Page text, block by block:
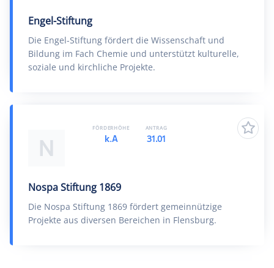
Engel-Stiftung
Die Engel-Stiftung fördert die Wissenschaft und
Bildung im Fach Chemie und unterstützt kulturelle,
soziale und kirchliche Projekte.
N
Nospa Stiftung 1869
Die Nospa Stiftung 1869 fördert gemeinnützige
Projekte aus diversen Bereichen in Flensburg.
FÖRDERHÖHE
k.A
ANTRAG
31.01